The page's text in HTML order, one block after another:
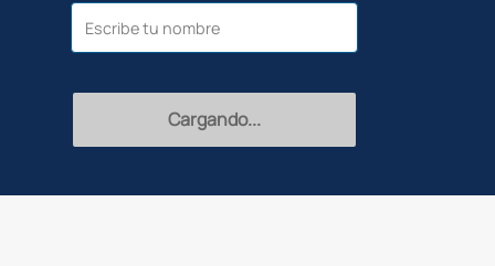
Recibir